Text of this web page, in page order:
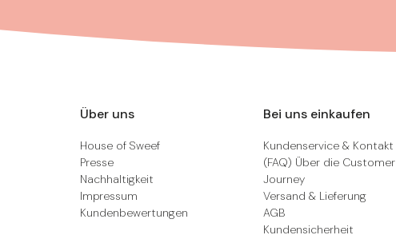
Über uns
House of Sweef
Presse
Nachhaltigkeit
Impressum
Kundenbewertungen
Bei uns einkaufen
Kundenservice & Kontakt
(FAQ) Über die Customer
Journey
Versand & Lieferung
AGB
Kundensicherheit